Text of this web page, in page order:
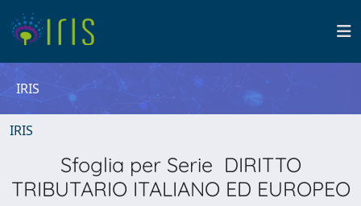
IRIS
IRIS
Sfoglia per Serie DIRITTO
TRIBUTARIO ITALIANO ED EUROPEO